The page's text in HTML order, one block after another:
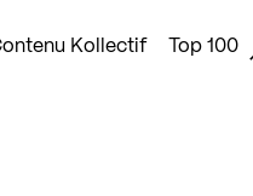
Kollectif Top 100